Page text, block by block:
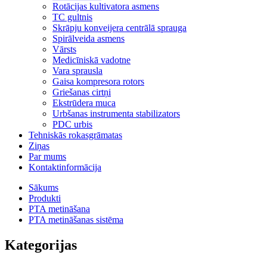
Rotācijas kultivatora asmens
TC gultnis
Skrāpju konveijera centrālā sprauga
Spirālveida asmens
Vārsts
Medicīniskā vadotne
Vara sprausla
Gaisa kompresora rotors
Griešanas cirtņi
Ekstrūdera muca
Urbšanas instrumenta stabilizators
PDC urbis
Tehniskās rokasgrāmatas
Ziņas
Par mums
Kontaktinformācija
Sākums
Produkti
PTA metināšana
PTA metināšanas sistēma
Kategorijas